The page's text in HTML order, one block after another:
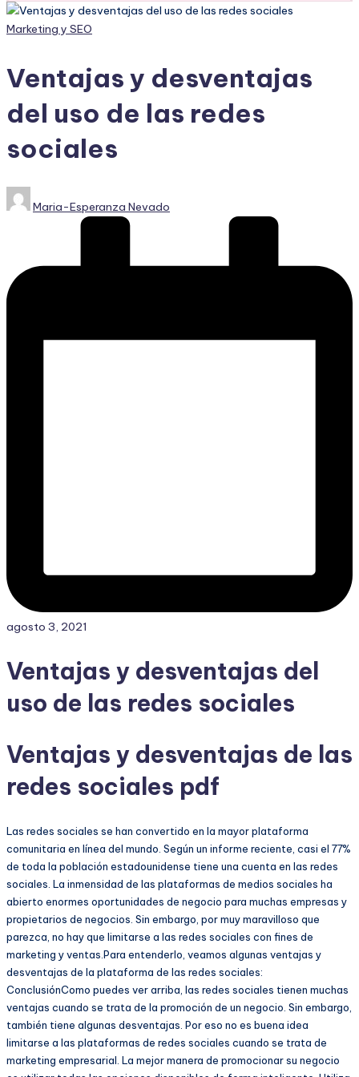
Publicado
Marketing y SEO
Ventajas y desventajas
del uso de las redes
sociales
Publicado
por
Maria-Esperanza Nevado
agosto 3, 2021
Ventajas y desventajas del
uso de las redes sociales
Ventajas y desventajas de las
redes sociales pdf
Las redes sociales se han convertido en la mayor plataforma
comunitaria en línea del mundo. Según un informe reciente, casi el 77%
de toda la población estadounidense tiene una cuenta en las redes
sociales. La inmensidad de las plataformas de medios sociales ha
abierto enormes oportunidades de negocio para muchas empresas y
propietarios de negocios. Sin embargo, por muy maravilloso que
parezca, no hay que limitarse a las redes sociales con fines de
marketing y ventas.Para entenderlo, veamos algunas ventajas y
desventajas de la plataforma de las redes sociales:
ConclusiónComo puedes ver arriba, las redes sociales tienen muchas
ventajas cuando se trata de la promoción de un negocio. Sin embargo,
también tiene algunas desventajas. Por eso no es buena idea
limitarse a las plataformas de redes sociales cuando se trata de
marketing empresarial. La mejor manera de promocionar su negocio